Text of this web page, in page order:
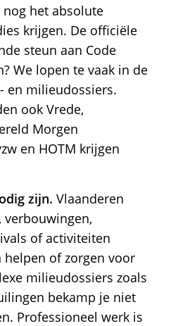
het absolute
krijgen. De officiële
steun aan Code
We lopen te vaak in de
en milieudossiers.
ook Vrede,
Morgen
en HOTM krijgen
zijn. Vlaanderen
of activiteiten
helpen of zorgen voor
milieudossiers zoals
bekamp je niet
Professioneel werk is